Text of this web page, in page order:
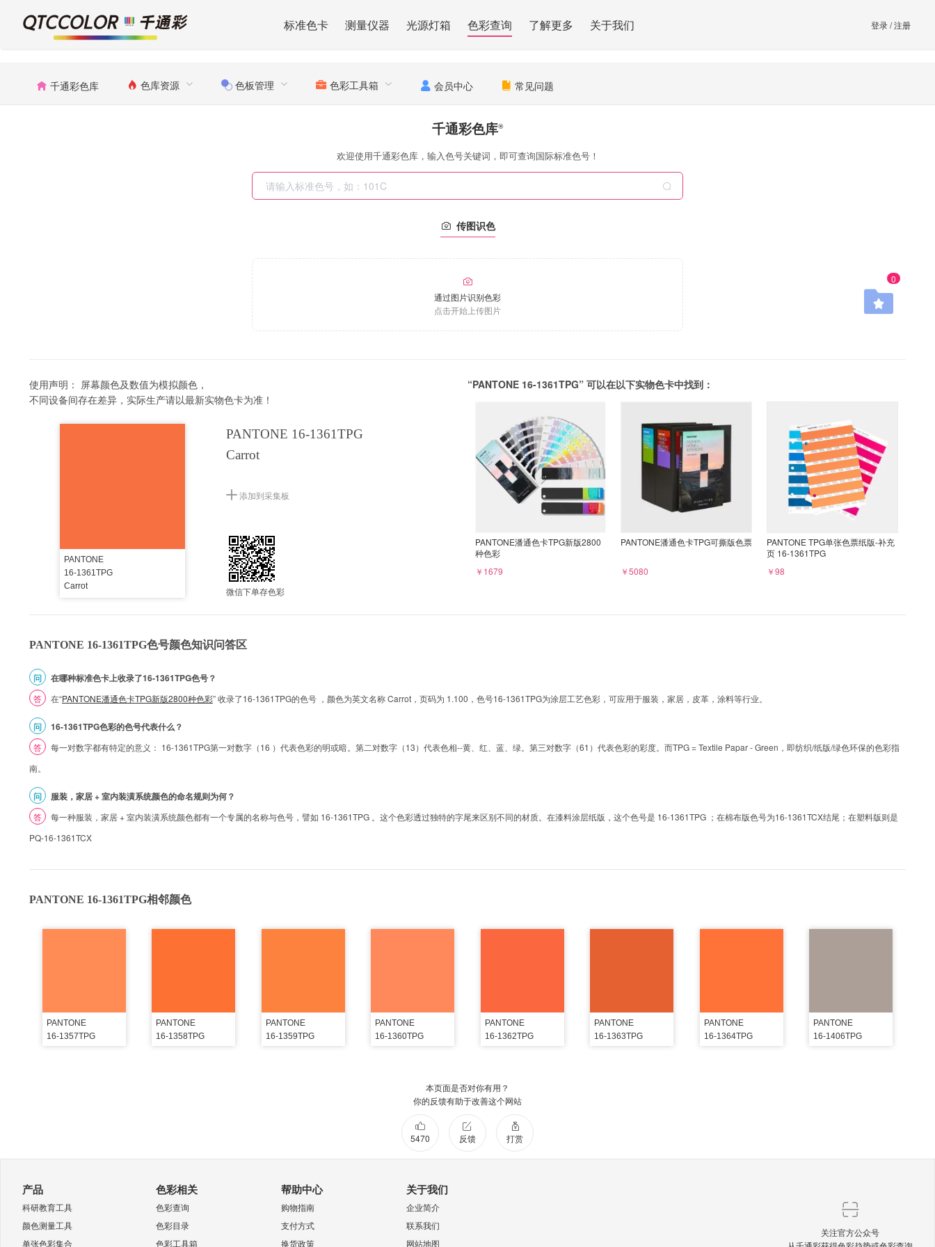
标准色卡 测量仪器 光源灯箱 色彩查询 了解更多 关于我们 登录/注册
千通彩色库 色库资源 色板管理 色彩工具箱 会员中心 常见问题
0
千通彩色库®
欢迎使用千通彩色库，输入色号关键词，即可查询国际标准色号！
传图识色
通过图片识别色彩
点击开始上传图片
使用声明： 屏幕颜色及数值为模拟颜色，
不同设备间存在差异，实际生产请以最新实物色卡为准！
PANTONE
16-1361TPG
Carrot
PANTONE 16-1361TPG
Carrot
添加到采集板
微信下单存色彩
“PANTONE 16-1361TPG” 可以在以下实物色卡中找到：
PANTONE潘通色卡TPG新版2800
种色彩
￥1679
PANTONE潘通色卡TPG可撕版色票
￥5080
PANTONE TPG单张色票纸版-补充
页 16-1361TPG
￥98
PANTONE 16-1361TPG色号颜色知识问答区
问 在哪种标准色卡上收录了16-1361TPG色号？
答 在“PANTONE潘通色卡TPG新版2800种色彩” 收录了16-1361TPG的色号 ，颜色为英文名称 Carrot，页码为 1.100，色号16-1361TPG为涂层工艺色彩，可应用于服装，家居，皮革，涂料等行业。
问 16-1361TPG色彩的色号代表什么？
答
每一对数字都有特定的意义： 16-1361TPG第一对数字（16 ）代表色彩的明或暗。第二对数字（13）代表色相--黄、红、蓝、绿。第三对数字（61）代表色彩的彩度。而TPG = Textile Papar - Green，即纺织/纸版/绿色环保的色彩指
南。
问 服装，家居 + 室内装潢系统颜色的命名规则为何？
答
每一种服装，家居 + 室内装潢系统颜色都有一个专属的名称与色号，譬如 16-1361TPG 。这个色彩透过独特的字尾来区别不同的材质。在漆料涂层纸版，这个色号是 16-1361TPG ；在棉布版色号为16-1361TCX结尾；在塑料版则是
PQ-16-1361TCX
PANTONE 16-1361TPG相邻颜色
PANTONE
16-1357TPG
PANTONE
16-1358TPG
PANTONE
16-1359TPG
PANTONE
16-1360TPG
PANTONE
16-1362TPG
PANTONE
16-1363TPG
PANTONE
16-1364TPG
PANTONE
16-1406TPG
本页面是否对你有用？
你的反馈有助于改善这个网站
5470 反馈 打赏
产品
科研教育工具
颜色测量工具
单张色彩集合
色彩相关
色彩查询
色彩目录
色彩工具箱
帮助中心
购物指南
支付方式
换货政策
关于我们
企业简介
联系我们
网站地图
关注官方公众号